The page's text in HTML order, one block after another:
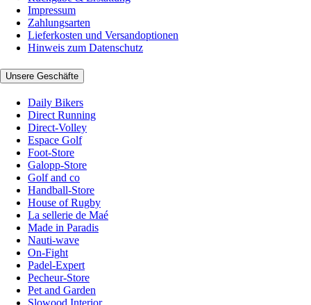
Impressum
Zahlungsarten
Lieferkosten und Versandoptionen
Hinweis zum Datenschutz
Unsere Geschäfte
Daily Bikers
Direct Running
Direct-Volley
Espace Golf
Foot-Store
Galopp-Store
Golf and co
Handball-Store
House of Rugby
La sellerie de Maé
Made in Paradis
Nauti-wave
On-Fight
Padel-Expert
Pecheur-Store
Pet and Garden
Slowood Interior